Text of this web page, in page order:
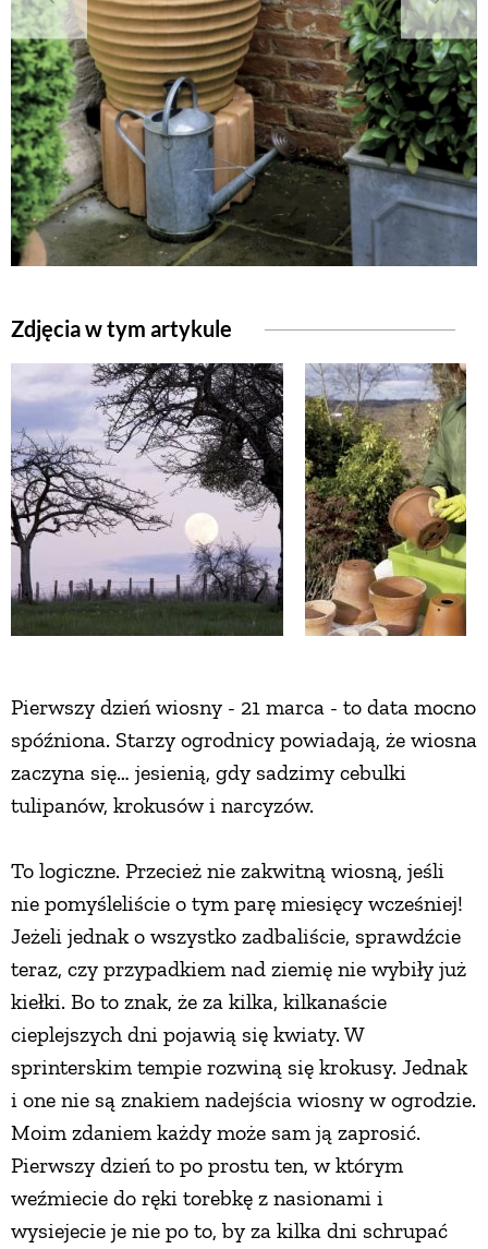
Zdjęcia w tym artykule
Pierwszy dzień wiosny - 21 marca - to data mocno
spóźniona. Starzy ogrodnicy powiadają, że wiosna
zaczyna się… jesienią, gdy sadzimy cebulki
tulipanów, krokusów i narcyzów.
To logiczne. Przecież nie zakwitną wiosną, jeśli
nie pomyśleliście o tym parę miesięcy wcześniej!
Jeżeli jednak o wszystko zadbaliście, sprawdźcie
teraz, czy przypadkiem nad ziemię nie wybiły już
kiełki. Bo to znak, że za kilka, kilkanaście
cieplejszych dni pojawią się kwiaty. W
sprinterskim tempie rozwiną się krokusy. Jednak
i one nie są znakiem nadejścia wiosny w ogrodzie.
Moim zdaniem każdy może sam ją zaprosić.
Pierwszy dzień to po prostu ten, w którym
weźmiecie do ręki torebkę z nasionami i
wysiejecie je nie po to, by za kilka dni schrupać
NATURALNIE
URODA
NATURALNA APTECZKA
DLA DOMU
EKO ŻYCIE
PRZYRODA
ZWIERZĘTA DOMOWE
ZWIERZĘTA W NATURZE
GRZYBY
RĘKODZIEŁO
RZEMIOSŁO
ZWYCZAJE
ZRÓB TO SAM
PRZEPISY
ŚNIADANIA
PRZYSTAWKI
ZUPY